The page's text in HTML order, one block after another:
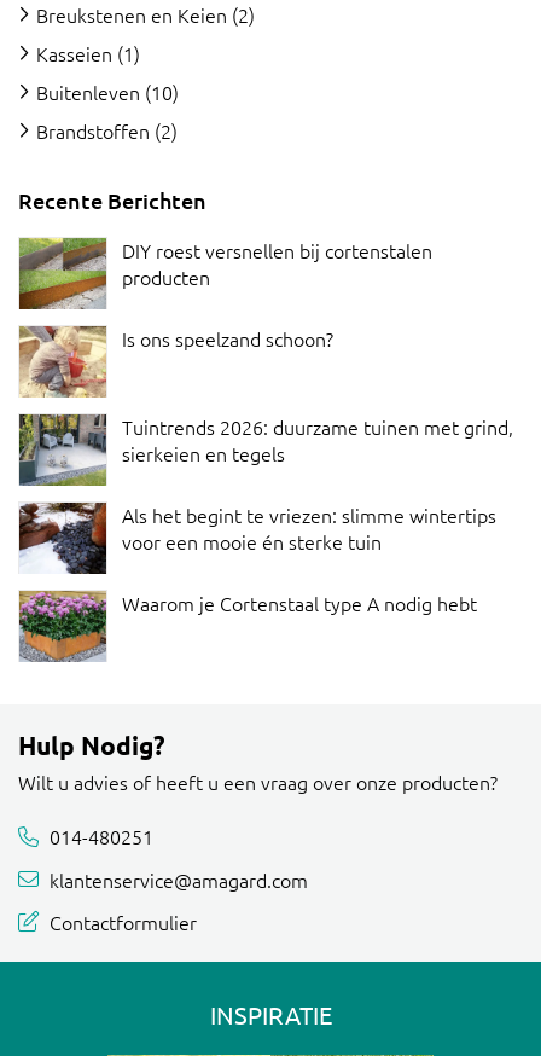
Breukstenen en Keien (2)
Kasseien (1)
Buitenleven (10)
Brandstoffen (2)
Recente Berichten
DIY roest versnellen bij cortenstalen
producten
Is ons speelzand schoon?
Tuintrends 2026: duurzame tuinen met grind,
sierkeien en tegels
Als het begint te vriezen: slimme wintertips
voor een mooie én sterke tuin
Waarom je Cortenstaal type A nodig hebt
Hulp Nodig?
Wilt u advies of heeft u een vraag over onze producten?
014-480251
klantenservice@amagard.com
Contactformulier
INSPIRATIE